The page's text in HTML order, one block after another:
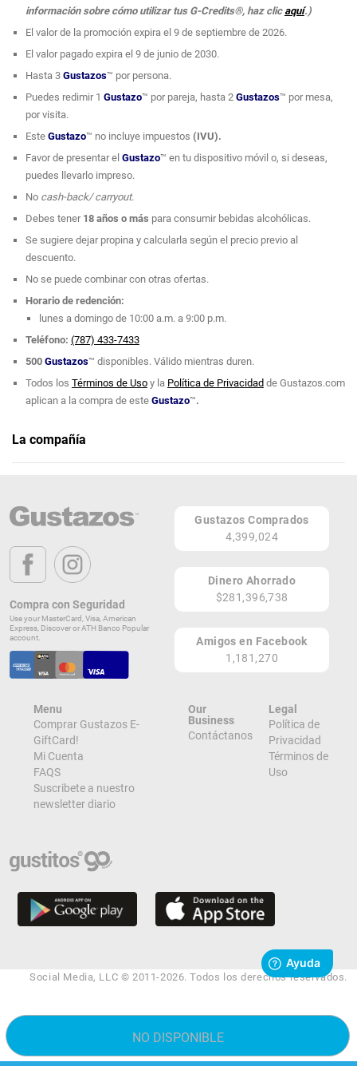
NO DISPONIBLE
información sobre cómo utilizar tus G-Credits®, haz clic aquí.)
El valor de la promoción expira el 9 de septiembre de 2026.
El valor pagado expira el 9 de junio de 2030.
Hasta 3 Gustazos™ por persona.
Puedes redimir 1 Gustazo™ por pareja, hasta 2 Gustazos™ por mesa,
por visita.
Este Gustazo™ no incluye impuestos (IVU).
Favor de presentar el Gustazo™ en tu dispositivo móvil o, si deseas,
puedes llevarlo impreso.
No cash-back/ carryout.
Debes tener 18 años o más para consumir bebidas alcohólicas.
Se sugiere dejar propina y calcularla según el precio previo al
descuento.
No se puede combinar con otras ofertas.
Horario de redención:
lunes a domingo de 10:00 a.m. a 9:00 p.m.
Teléfono: (787) 433-7433
500 Gustazos™ disponibles. Válido mientras duren.
Todos los Términos de Usoy la Política de Privacidadde Gustazos.com
aplican a la compra de este Gustazo™.
La compañía
Página Web
Bayamón
Lugares de Redención
¡Ver todos en el Mapa!
Carretera 167 Bayamón Paradise Mall Rexville LOCAL #6 BO. Pajaros
Bayamón 00957
Compra con Seguridad
Use your MasterCard, Visa, American
Express, Discover or ATH Banco Popular
account.
Gustazos Comprados
4,399,024
Dinero Ahorrado
$281,396,738
Amigos en Facebook
1,181,270
Menu
Comprar Gustazos E-
GiftCard!
Mi Cuenta
FAQS
Suscribete a nuestro
newsletter diario
Our
Business
Contáctanos
Legal
Política de
Privacidad
Términos de
Uso
Social Media, LLC © 2011-2026. Todos los derechos reservados.